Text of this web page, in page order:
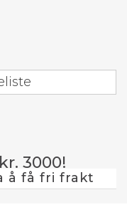
3000!
å få fri frakt